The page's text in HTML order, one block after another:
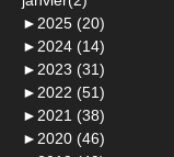
► 2025 (20)
► 2024 (14)
► 2023 (31)
► 2022 (51)
► 2021 (38)
► 2020 (46)